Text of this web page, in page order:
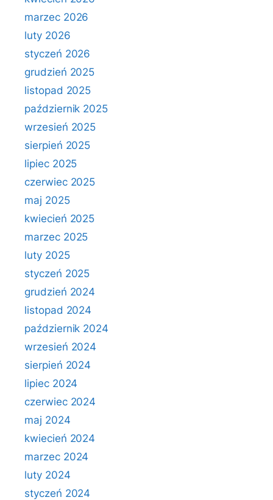
marzec 2026
luty 2026
styczeń 2026
grudzień 2025
listopad 2025
październik 2025
wrzesień 2025
sierpień 2025
lipiec 2025
czerwiec 2025
maj 2025
kwiecień 2025
marzec 2025
luty 2025
styczeń 2025
grudzień 2024
listopad 2024
październik 2024
wrzesień 2024
sierpień 2024
lipiec 2024
czerwiec 2024
maj 2024
kwiecień 2024
marzec 2024
luty 2024
styczeń 2024